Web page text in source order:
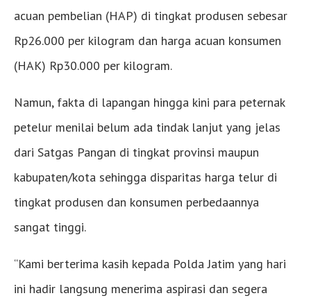
acuan pembelian (HAP) di tingkat produsen sebesar
Rp26.000 per kilogram dan harga acuan konsumen
(HAK) Rp30.000 per kilogram.
Namun, fakta di lapangan hingga kini para peternak
petelur menilai belum ada tindak lanjut yang jelas
dari Satgas Pangan di tingkat provinsi maupun
kabupaten/kota sehingga disparitas harga telur di
tingkat produsen dan konsumen perbedaannya
sangat tinggi.
“Kami berterima kasih kepada Polda Jatim yang hari
ini hadir langsung menerima aspirasi dan segera